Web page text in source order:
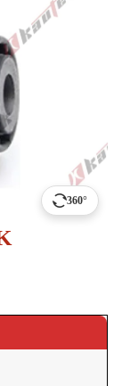
360°